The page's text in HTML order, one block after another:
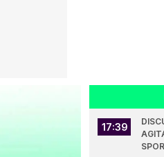
17:39